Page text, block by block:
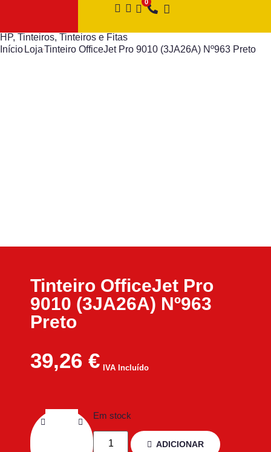
HP, Tinteiros, Tinteiros e Fitas
Início LojaTinteiro OfficeJet Pro 9010 (3JA26A) Nº963 Preto
Tinteiro OfficeJet Pro
9010 (3JA26A) Nº963
Preto
39,26 € IVA Incluído
Em stock
ADICIONAR